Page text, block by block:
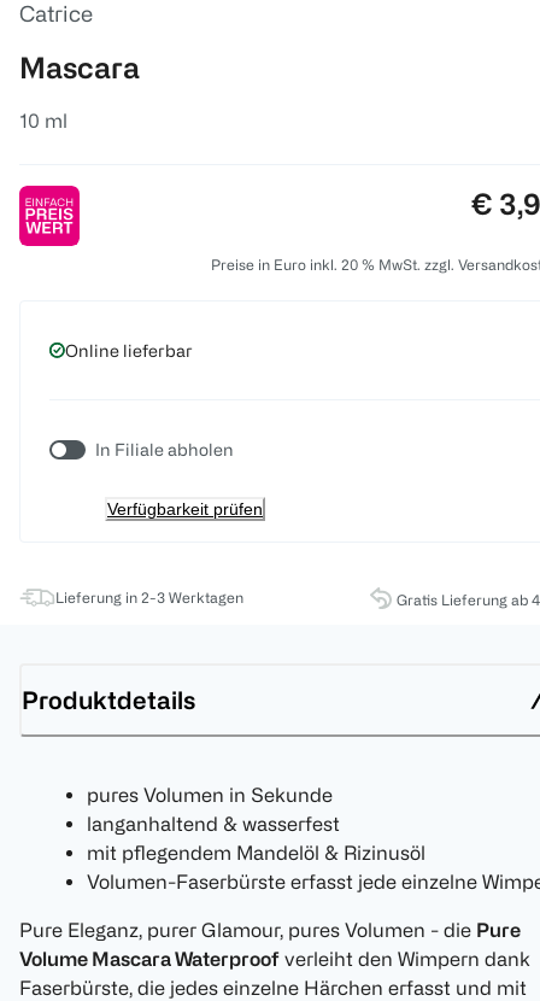
Catrice
Mascara
10 ml
€
Preise in Euro inkl. 20 % MwSt. zzgl.
Online lieferbar
In Filiale abholen
Verfügbarkeit prüfen
Lieferung in 2-3 Werktagen Gratis Lieferung ab
Produktdetails
pures Volumen in Sekunde
langanhaltend & wasserfest
mit pflegendem Mandelöl & Rizinusöl
Volumen-Faserbürste erfasst jede einzelne
Pure Eleganz, purer Glamour, pures Volumen - die Pure
Volume Mascara Waterproof verleiht den Wimpern dank
Faserbürste, die jedes einzelne Härchen erfasst und mit